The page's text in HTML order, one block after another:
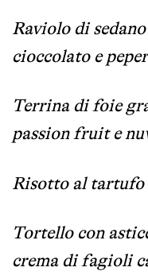
Raviolo di
cioccolato e
Terrina di foie
passion fruit e
Risotto al
Tortello con
crema di fagioli